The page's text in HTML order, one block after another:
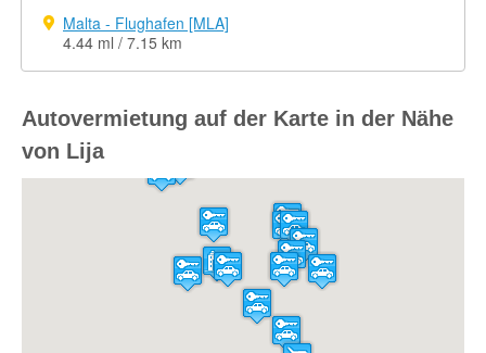
Malta - Flughafen [MLA]
4.44 ml / 7.15 km
Autovermietung auf der Karte in der Nähe
von Lija